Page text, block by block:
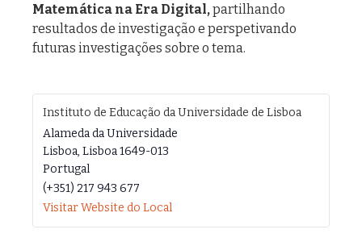
Matemática na Era Digital, partilhando
resultados de investigação e perspetivando
futuras investigações sobre o tema.
Instituto de Educação da Universidade de Lisboa
Alameda da Universidade
Lisboa, Lisboa1649-013
Portugal
(+351) 217 943 677
Visitar Website do Local